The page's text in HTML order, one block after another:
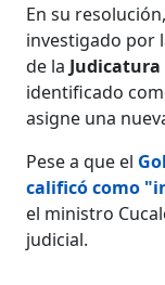
En su
investigado por
de la Judicatura
identificado
asigne una
Pese a que el
calificó como
el ministro
judicial.